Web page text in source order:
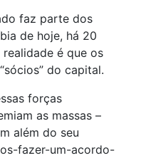
faz parte dos
de hoje, há 20
é que os
do capital.
forças
as massas –
além do seu
fazer-um-acordo-